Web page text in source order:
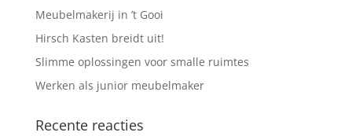
Meubelmakerij in ’t Gooi
Hirsch Kasten breidt uit!
Slimme oplossingen voor smalle ruimtes
Werken als junior meubelmaker
Recente reacties